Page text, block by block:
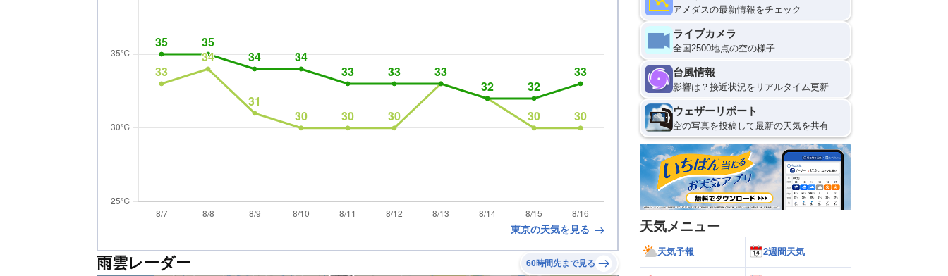
東京の天気を見る
雨雲レーダー 60時間先まで見る
アメダスの最新情報をチェック
ライブカメラ
全国2500地点の空の様子
台風情報
影響は？接近状況をリアルタイム更新
ウェザーリポート
空の写真を投稿して最新の天気を共有
天気メニュー
天気予報 2週間天気